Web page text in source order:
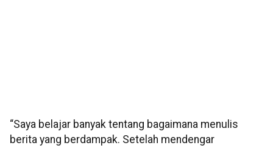
“Saya belajar banyak tentang bagaimana menulis
berita yang berdampak. Setelah mendengar